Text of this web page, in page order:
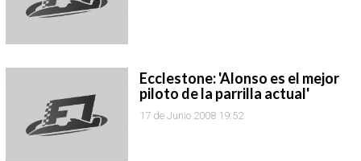
Ecclestone: 'Alonso es el mejor
piloto de la parrilla actual'
17 de Junio 2008 19:52